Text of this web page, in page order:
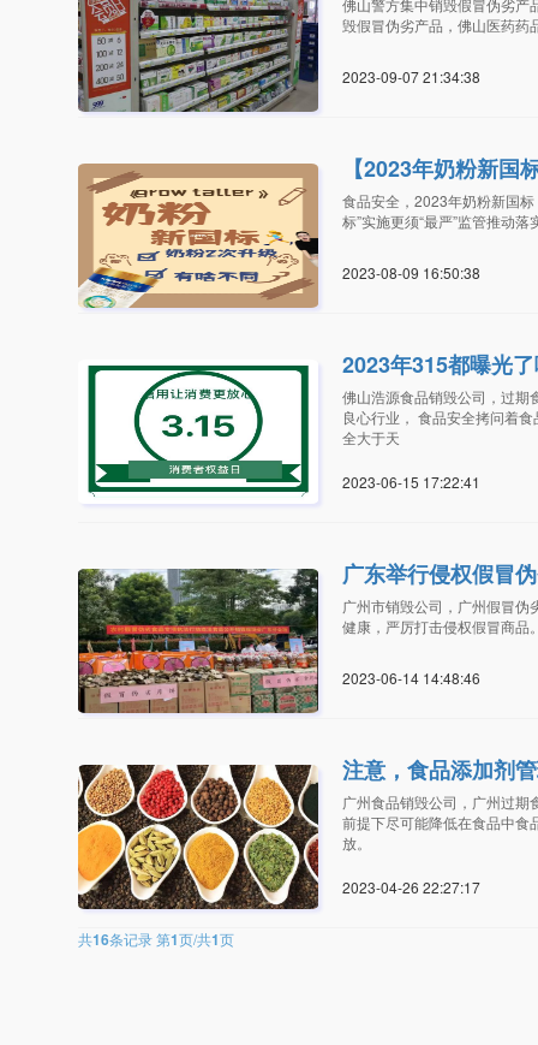
佛山警方集中销毁假冒伪劣产
毁假冒伪劣产品，佛山医药药
2023-09-07 21:34:38
【2023年奶粉新国
食品安全，2023年奶粉新国
标”实施更须“最严”监管推动
2023-08-09 16:50:38
2023年315都曝光
佛山浩源食品销毁公司，过期
良心行业， 食品安全拷问着
全大于天
2023-06-15 17:22:41
广东举行侵权假冒
广州市销毁公司，广州假冒
健康，严厉打击侵权假冒商品
2023-06-14 14:48:46
注意，食品添加剂
广州食品销毁公司，广州过
前提下尽可能降低在食品中食
放。
2023-04-26 22:27:17
共16条记录 第1页/共1页